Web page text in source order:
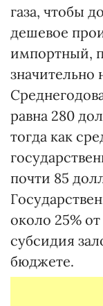
газа, чтобы
дешевое
импортный,
равна 280
тогда как
почти 85
около 25% от
субсидия
бюджете.